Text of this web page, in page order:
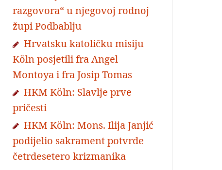
razgovora“ u njegovoj rodnoj
župi Podbablju
Hrvatsku katoličku misiju
Köln posjetili fra Angel
Montoya i fra Josip Tomas
HKM Köln: Slavlje prve
pričesti
HKM Köln: Mons. Ilija Janjić
podijelio sakrament potvrde
četrdesetero krizmanika